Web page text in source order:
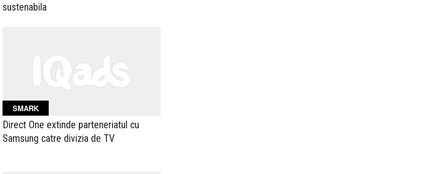
sustenabila
SMARK
Direct One extinde parteneriatul cu
Samsung catre divizia de TV